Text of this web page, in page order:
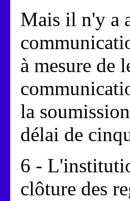
Mais il n'y a
à mesure de
la
délai de
6 -
clôture des